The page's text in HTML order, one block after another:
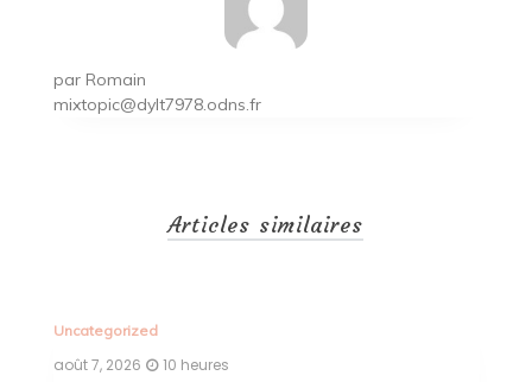
par Romain
mixtopic@dylt7978.odns.fr
Articles similaires
Uncategorized
août 7, 2026 10 heures